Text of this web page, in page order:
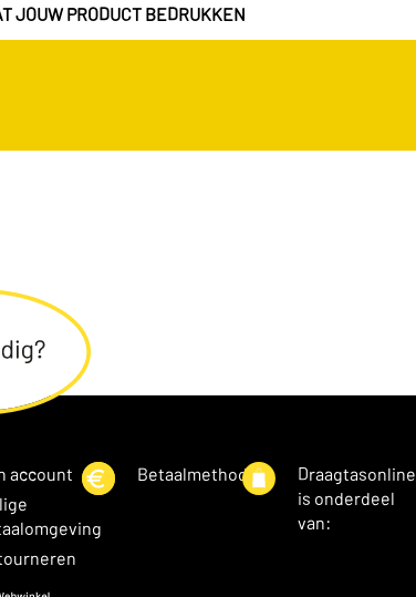
JOUW PRODUCT BEDRUKKEN
account
Betaalmethoden
Draagtasonline
is onderdeel
van: